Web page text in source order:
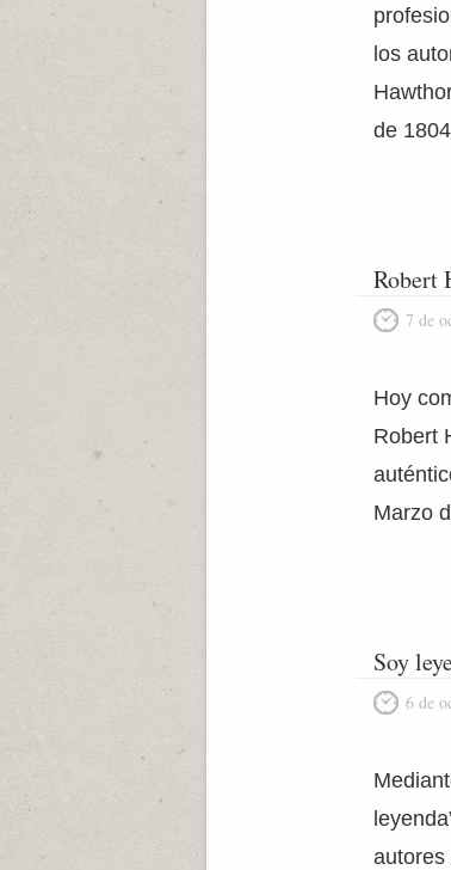
los
de
Robert
7 de
Hoy
Robert
Marzo
Soy
6 de
autores